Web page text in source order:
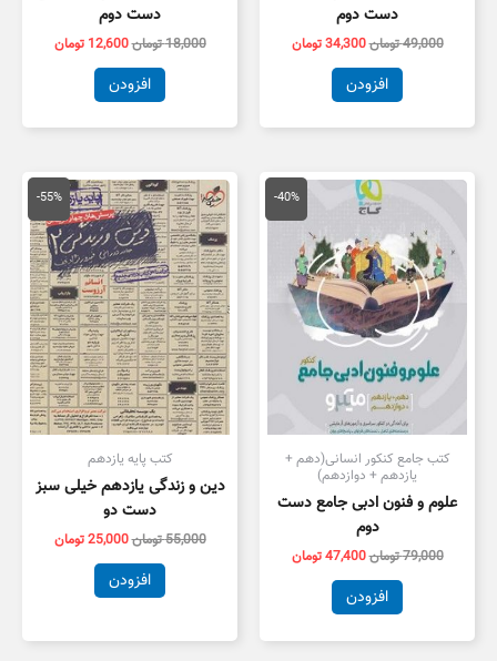
دست دوم
49,000تومان34,300تومان
افزودن
دست دوم
18,000تومان12,600 تومان
افزودن
-40%
کتب جامع کنکور انسانی(دهم +
یازدهم + دوازدهم)
علوم و فنون ادبی جامع دست
دوم
79,000تومان
قیمت
اصلی
79,000 تومان
بود.
47,400تومان
قیمت
فعلی
47,400 تومان
افزودن
-55%
کتب پایه یازدهم
دین و زندگی یازدهم خیلی سبز
دست دو
55,000تومان
قیمت
اصلی
55,000 تومان
بود.
25,000تومان
قیمت
فعلی
است.
افزودن